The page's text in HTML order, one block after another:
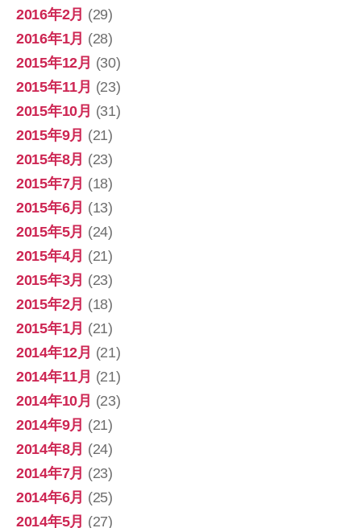
2016年2月 (29)
2016年1月 (28)
2015年12月 (30)
2015年11月 (23)
2015年10月 (31)
2015年9月 (21)
2015年8月 (23)
2015年7月 (18)
2015年6月 (13)
2015年5月 (24)
2015年4月 (21)
2015年3月 (23)
2015年2月 (18)
2015年1月 (21)
2014年12月 (21)
2014年11月 (21)
2014年10月 (23)
2014年9月 (21)
2014年8月 (24)
2014年7月 (23)
2014年6月 (25)
2014年5月 (27)